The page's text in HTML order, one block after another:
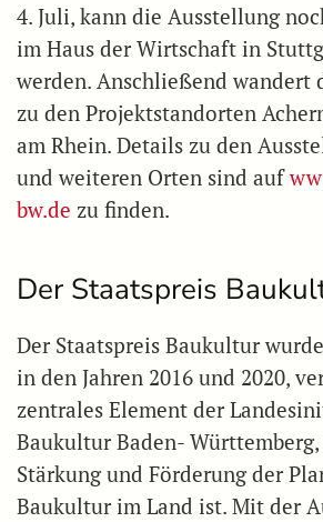
4. Juli, kann die Ausstellung
im Haus der Wirtschaft in
werden. Anschließend wandert
zu den Projektstandorten
am Rhein. Details zu den
und weiteren Orten sind auf
bw.de zu finden.
Der Staatspreis
Der Staatspreis Baukultur
in den Jahren 2016 und 2020,
zentrales Element der
Baukultur Baden-
Stärkung und Förderung der
Baukultur im Land ist. Mit der